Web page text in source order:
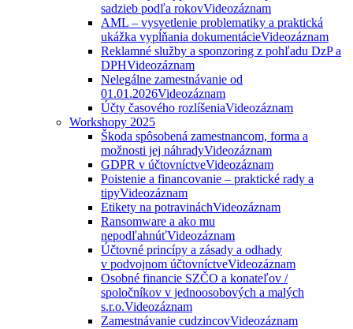
sadzieb podľa rokovVideozáznam
AML – vysvetlenie problematiky a praktická
ukážka vypĺňania dokumentácieVideozáznam
Reklamné služby a sponzoring z pohľadu DzP a
DPHVideozáznam
Nelegálne zamestnávanie od
01.01.2026Videozáznam
Účty časového rozlíšeniaVideozáznam
Workshopy 2025
Škoda spôsobená zamestnancom, forma a
možnosti jej náhradyVideozáznam
GDPR v účtovníctveVideozáznam
Poistenie a financovanie – praktické rady a
tipyVideozáznam
Etikety na potravináchVideozáznam
Ransomware a ako mu
nepodľahnúťVideozáznam
Účtovné princípy a zásady a odhady
v podvojnom účtovníctveVideozáznam
Osobné financie SZČO a konateľov /
spoločníkov v jednoosobových a malých
s.r.o.Videozáznam
Zamestnávanie cudzincovVideozáznam